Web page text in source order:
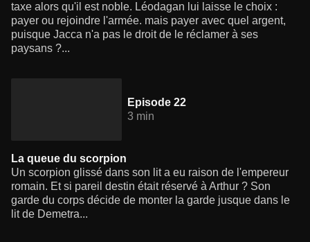
taxe alors qu'il est noble. Léodagan lui laisse le choix :
payer ou rejoindre l'armée. mais payer avec quel argent,
puisque Jacca n'a pas le droit de le réclamer à ses
paysans ?...
Episode 22
3 min
La queue du scorpion
Un scorpion glissé dans son lit a eu raison de l'empereur
romain. Et si pareil destin était réservé à Arthur ? Son
garde du corps décide de monter la garde jusque dans le
lit de Demetra...